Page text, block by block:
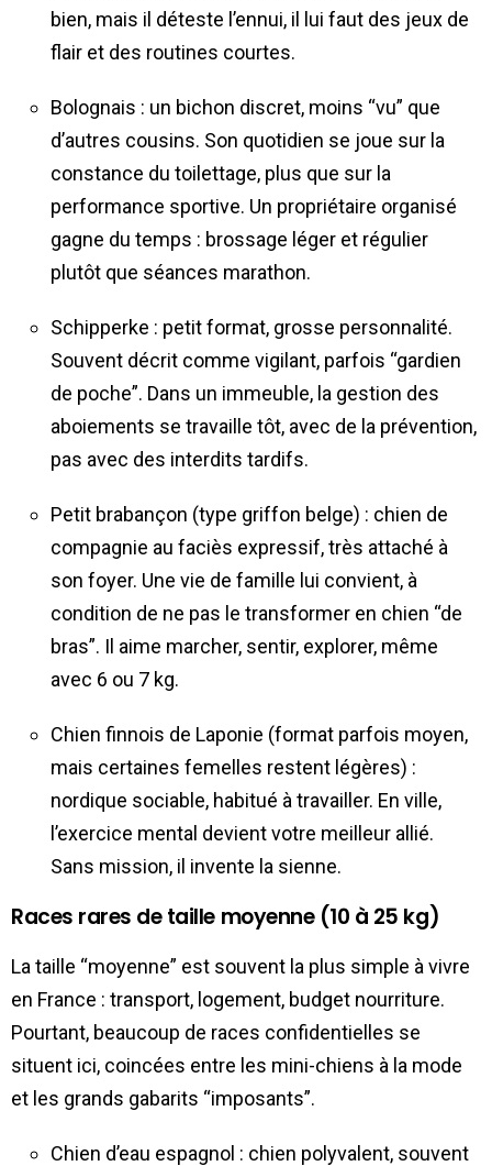
bien, mais il déteste l’ennui, il lui faut des jeux de
flair et des routines courtes.
Bolognais : un bichon discret, moins “vu” que
d’autres cousins. Son quotidien se joue sur la
constance du toilettage, plus que sur la
performance sportive. Un propriétaire organisé
gagne du temps : brossage léger et régulier
plutôt que séances marathon.
Schipperke : petit format, grosse personnalité.
Souvent décrit comme vigilant, parfois “gardien
de poche”. Dans un immeuble, la gestion des
aboiements se travaille tôt, avec de la prévention,
pas avec des interdits tardifs.
Petit brabançon (type griffon belge) : chien de
compagnie au faciès expressif, très attaché à
son foyer. Une vie de famille lui convient, à
condition de ne pas le transformer en chien “de
bras”. Il aime marcher, sentir, explorer, même
avec 6 ou 7 kg.
Chien finnois de Laponie (format parfois moyen,
mais certaines femelles restent légères) :
nordique sociable, habitué à travailler. En ville,
l’exercice mental devient votre meilleur allié.
Sans mission, il invente la sienne.
Races rares de taille moyenne (10 à 25 kg)
La taille “moyenne” est souvent la plus simple à vivre
en France : transport, logement, budget nourriture.
Pourtant, beaucoup de races confidentielles se
situent ici, coincées entre les mini-chiens à la mode
et les grands gabarits “imposants”.
Chien d’eau espagnol : chien polyvalent, souvent